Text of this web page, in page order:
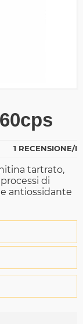
1 RECENSIONE/I
tartrato,
di
antiossidante